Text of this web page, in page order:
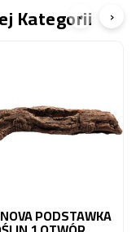
Kategorii
PODSTAWKA
‹ ›